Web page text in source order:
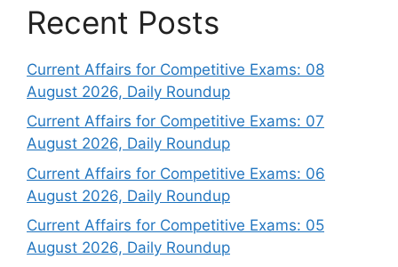
Recent Posts
Current Affairs for Competitive Exams: 08
August 2026, Daily Roundup
Current Affairs for Competitive Exams: 07
August 2026, Daily Roundup
Current Affairs for Competitive Exams: 06
August 2026, Daily Roundup
Current Affairs for Competitive Exams: 05
August 2026, Daily Roundup